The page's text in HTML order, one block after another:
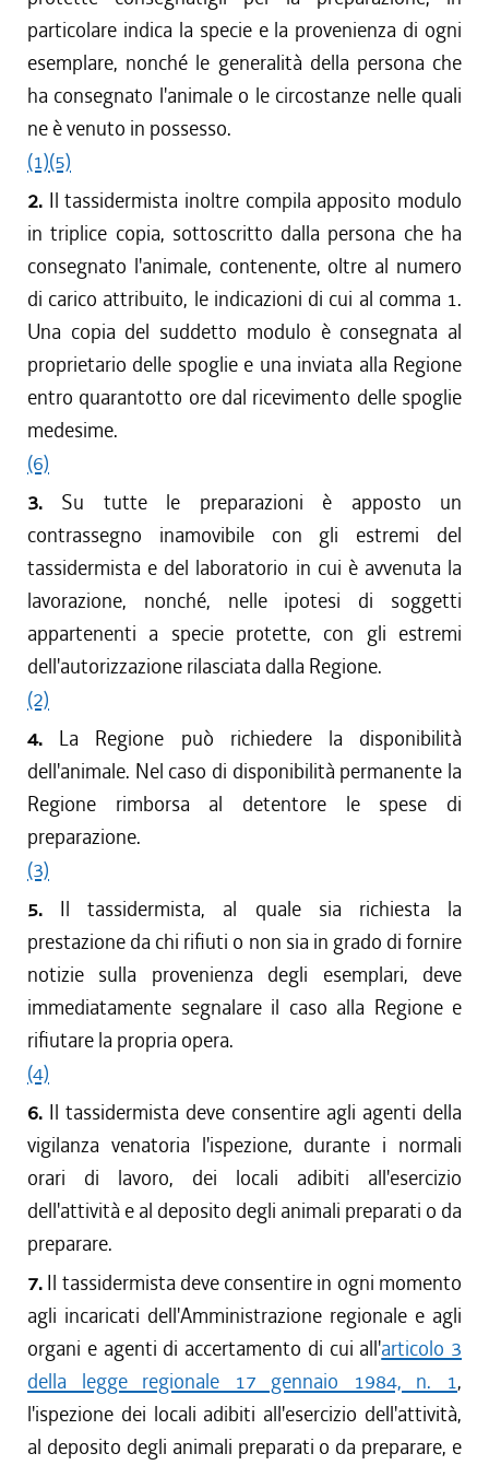
particolare indica la specie e la provenienza di ogni
esemplare, nonché le generalità della persona che
ha consegnato l'animale o le circostanze nelle quali
ne è venuto in possesso.
(1)(5)
2. Il tassidermista inoltre compila apposito modulo
in triplice copia, sottoscritto dalla persona che ha
consegnato l'animale, contenente, oltre al numero
di carico attribuito, le indicazioni di cui al comma 1.
Una copia del suddetto modulo è consegnata al
proprietario delle spoglie e una inviata alla Regione
entro quarantotto ore dal ricevimento delle spoglie
medesime.
(6)
3. Su tutte le preparazioni è apposto un
contrassegno inamovibile con gli estremi del
tassidermista e del laboratorio in cui è avvenuta la
lavorazione, nonché, nelle ipotesi di soggetti
appartenenti a specie protette, con gli estremi
dell'autorizzazione rilasciata dalla Regione.
(2)
4. La Regione può richiedere la disponibilità
dell'animale. Nel caso di disponibilità permanente la
Regione rimborsa al detentore le spese di
preparazione.
(3)
5. Il tassidermista, al quale sia richiesta la
prestazione da chi rifiuti o non sia in grado di fornire
notizie sulla provenienza degli esemplari, deve
immediatamente segnalare il caso alla Regione e
rifiutare la propria opera.
(4)
6. Il tassidermista deve consentire agli agenti della
vigilanza venatoria l'ispezione, durante i normali
orari di lavoro, dei locali adibiti all'esercizio
dell'attività e al deposito degli animali preparati o da
preparare.
7. Il tassidermista deve consentire in ogni momento
agli incaricati dell'Amministrazione regionale e agli
organi e agenti di accertamento di cui all'articolo 3
della legge regionale 17 gennaio 1984, n. 1,
l'ispezione dei locali adibiti all'esercizio dell'attività,
al deposito degli animali preparati o da preparare, e